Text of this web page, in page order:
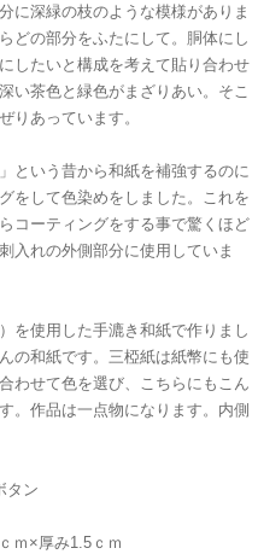
に深緑の枝のような模様がありま
どの部分をふたにして。胴体にし
したいと構成を考えて貼り合わせ
い茶色と緑色がまざりあい。そこ
りあっています。
という昔から和紙を補強するのに
をして色染めをしました。これを
コーティングをする事で驚くほど
入れの外側部分に使用していま
を使用した手漉き和紙で作りまし
の和紙です。三椏紙は紙幣にも使
わせて色を選び、こちらにもこん
。作品は一点物になります。内側
タン
ｍ×厚み1.5ｃｍ